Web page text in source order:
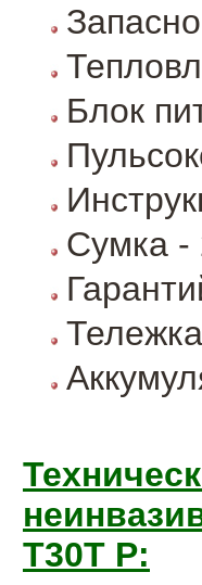
Блок
Сумка -
Тележка
T30T P: